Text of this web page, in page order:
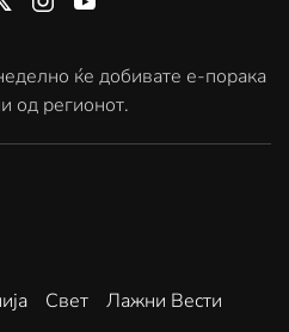
ќе добивате е-порака
од регионот.
Свет
Лажни Вести